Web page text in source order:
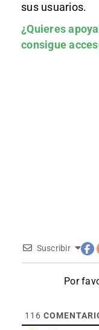
sus usuarios.
¿Quieres
consigue
Suscribir
Por
116